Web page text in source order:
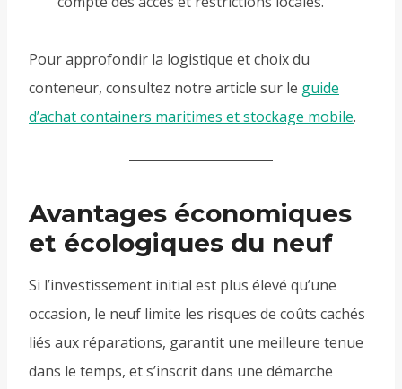
Pour approfondir la logistique et choix du
conteneur, consultez notre article sur le guide
d’achat containers maritimes et stockage mobile.
Avantages économiques
et écologiques du neuf
Si l’investissement initial est plus élevé qu’une
occasion, le neuf limite les risques de coûts cachés
liés aux réparations, garantit une meilleure tenue
dans le temps, et s’inscrit dans une démarche